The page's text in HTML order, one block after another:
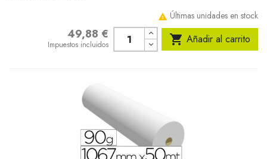
 Últimas unidades en stock
Precio49,88 €
Impuestos incluidos  Añadir al carrito